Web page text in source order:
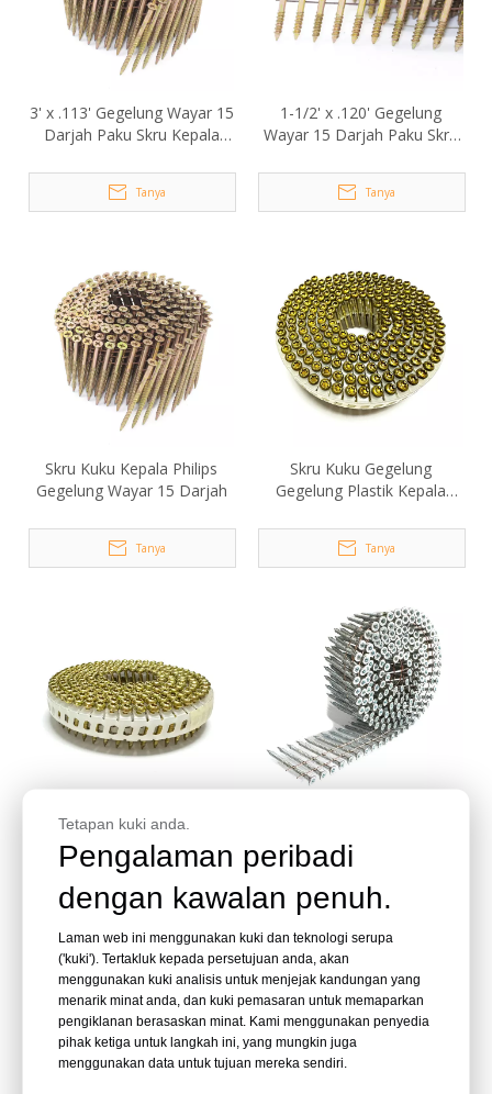
3' x .113' Gegelung Wayar 15
Darjah Paku Skru Kepala
Tanya
1-1/2' x .120' Gegelung
Wayar 15 Darjah Paku Skru
Tanya
Skru Kuku Kepala Philips
Gegelung Wayar 15 Darjah
Tanya
Skru Kuku Gegelung
Gegelung Plastik Kepala
2.1x30mm
Tanya
Skru Kuku Gegelung
Gegelung Plastik Kepala
Trox Tergalvani 15 Darjah
2.1x20mm
Tanya
Skru Paku Gegelung Wayar
Bergalvani 15 Darjah
Tanya
Tetapan kuki anda.
Pengalaman peribadi
dengan kawalan penuh.
Laman web ini menggunakan kuki dan teknologi serupa
('kuki'). Tertakluk kepada persetujuan anda, akan
menggunakan kuki analisis untuk menjejak kandungan yang
menarik minat anda, dan kuki pemasaran untuk memaparkan
pengiklanan berasaskan minat. Kami menggunakan penyedia
pihak ketiga untuk langkah ini, yang mungkin juga
menggunakan data untuk tujuan mereka sendiri.